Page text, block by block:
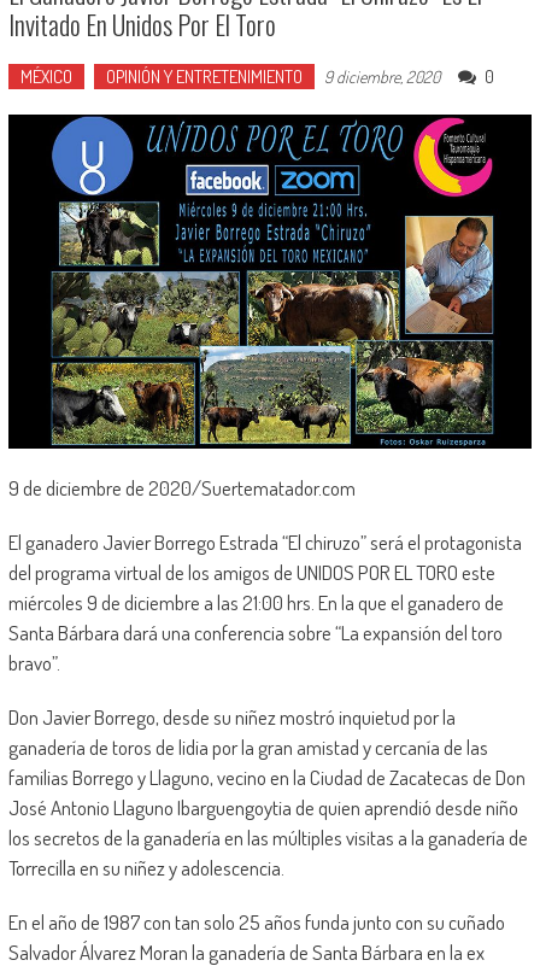
Invitado En Unidos Por El Toro
MÉXICO OPINIÓN Y ENTRETENIMIENTO 9 diciembre, 2020 0
9 de diciembre de 2020/Suertematador.com
El ganadero Javier Borrego Estrada “El chiruzo” será el protagonista
del programa virtual de los amigos de UNIDOS POR EL TORO este
miércoles 9 de diciembre a las 21:00 hrs. En la que el ganadero de
Santa Bárbara dará una conferencia sobre “La expansión del toro
bravo”.
Don Javier Borrego, desde su niñez mostró inquietud por la
ganadería de toros de lidia por la gran amistad y cercanía de las
familias Borrego y Llaguno, vecino en la Ciudad de Zacatecas de Don
José Antonio Llaguno Ibarguengoytia de quien aprendió desde niño
los secretos de la ganadería en las múltiples visitas a la ganadería de
Torrecilla en su niñez y adolescencia.
En el año de 1987 con tan solo 25 años funda junto con su cuñado
Salvador Álvarez Moran la ganadería de Santa Bárbara en la ex